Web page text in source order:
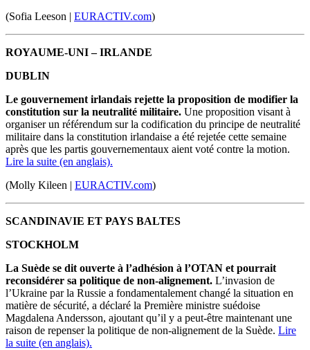
(Sofia Leeson | EURACTIV.com)
ROYAUME-UNI – IRLANDE
DUBLIN
Le gouvernement irlandais rejette la proposition de modifier la
constitution sur la neutralité militaire. Une proposition visant à
organiser un référendum sur la codification du principe de neutralité
militaire dans la constitution irlandaise a été rejetée cette semaine
après que les partis gouvernementaux aient voté contre la motion.
Lire la suite (en anglais).
(Molly Kileen | EURACTIV.com)
SCANDINAVIE ET PAYS BALTES
STOCKHOLM
La Suède se dit ouverte à l’adhésion à l’OTAN et pourrait
reconsidérer sa politique de non-alignement. L’invasion de
l’Ukraine par la Russie a fondamentalement changé la situation en
matière de sécurité, a déclaré la Première ministre suédoise
Magdalena Andersson, ajoutant qu’il y a peut-être maintenant une
raison de repenser la politique de non-alignement de la Suède. Lire
la suite (en anglais).